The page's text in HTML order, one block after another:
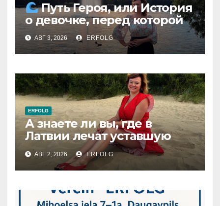
Путь Героя, или История
о девочке, перед которой
расступился океан
(И почему это про каждую
из нас)
АВГ 3, 2026 ERFOLG
ERFOLG
А знаете ли вы, где в
Латвии лечат уставшую
душу без единого
рецепта?
АВГ 2, 2026 ERFOLG